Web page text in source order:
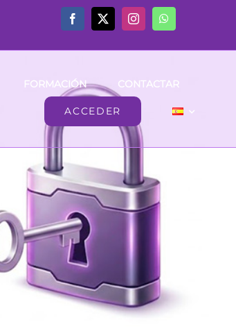
FORMACIÓN CONTACTAR
ACCEDER